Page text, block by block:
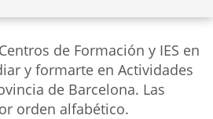
de Formación y IES en
y formarte en Actividades
de Barcelona. Las
orden alfabético.